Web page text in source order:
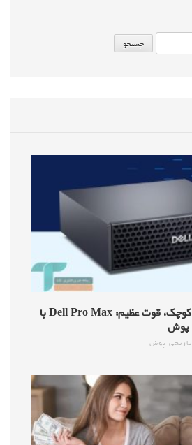
کامپیوتر AI با اندازه کوچک، قوت عظیم: Dell Pro Max با
نارنجی پوش